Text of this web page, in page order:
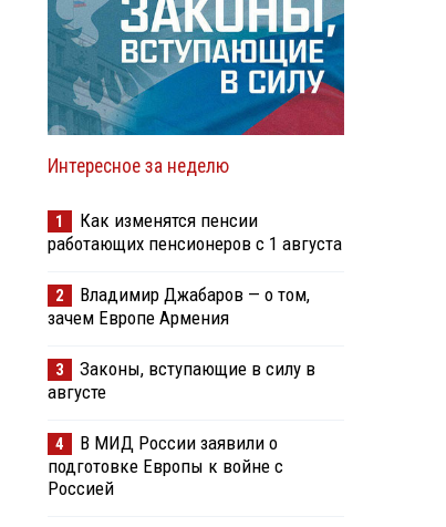
Интересное за неделю
1
Как изменятся пенсии
работающих пенсионеров с 1 августа
2
Владимир Джабаров — о том,
зачем Европе Армения
3
Законы, вступающие в силу в
августе
4
В МИД России заявили о
подготовке Европы к войне с
Россией